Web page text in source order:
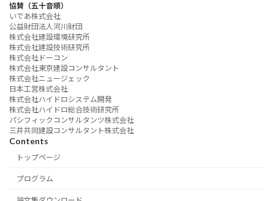
協賛（五十音順）
いであ株式会社
公益財団法人河川財団
株式会社建設環境研究所
株式会社建設技術研究所
株式会社ドーコン
株式会社東京建設コンサルタント
株式会社ニュージェック
日本工営株式会社
株式会社ハイドロシステム開発
株式会社ハイドロ総合技術研究所
パシフィックコンサルタンツ株式会社
三井共同建設コンサルタント株式会社
Contents
トップページ
プログラム